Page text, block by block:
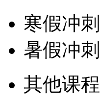
寒假冲
暑假冲
其他课程